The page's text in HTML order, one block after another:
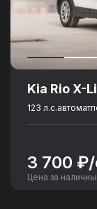
Kia Rio X-
123 л.с.автомат
3 700 ₽/
Цена за